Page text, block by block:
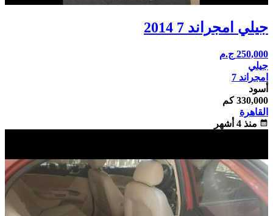
جيلي امجراند 7 2014
250,000 ج.م
جيلي
امجراند 7
أسود
330,000 كم
القاهرة
calendar_month منذ 4 أشهر